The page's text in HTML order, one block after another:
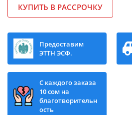
КУПИТЬ В РАССРОЧКУ
Предоставим
ЭТТН ЭСФ.
С каждого заказа
10 сом на
благотворительн
ость